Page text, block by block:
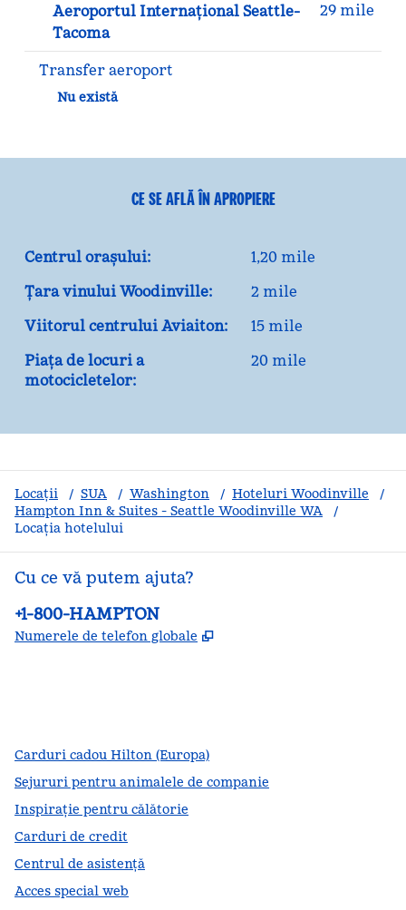
Aeroportul Internațional Seattle-
Tacoma
29 mile
Transfer aeroport
Nu există
CE SE AFLĂ ÎN APROPIERE
Centrul orașului:
1,20 mile
Țara vinului Woodinville:
2 mile
Viitorul centrului Aviaiton:
15 mile
Piața de locuri a
motocicletelor:
20 mile
Locații / SUA / Washington / Hoteluri Woodinville
/
Hampton Inn & Suites - Seattle Woodinville WA
/
Locația hotelului
Cu ce vă putem ajuta?
Telefon:
+1-800-HAMPTON
Numerele de telefon globale ,
Carduri cadou Hilton (Europa)
Sejururi pentru animalele de companie
Inspirație pentru călătorie
Carduri de credit
Centrul de asistență
Acces special web